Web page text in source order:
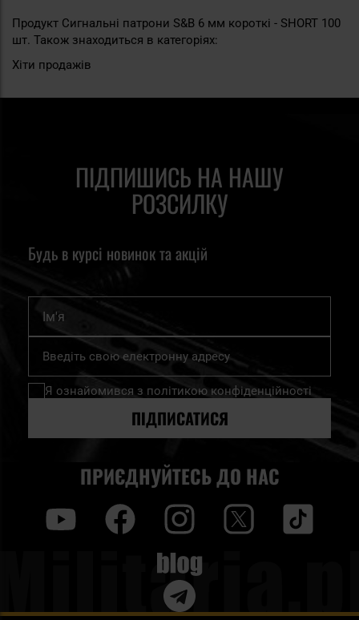
Продукт Сигнальні патрони S&B 6 мм короткі - SHORT 100
шт. Також знаходиться в категоріях:
Хіти продажів
ПІДПИШИСЬ НА НАШУ
РОЗСИЛКУ
Будь в курсі новинок та акцій
Підпишіться
нашу
розсилку
Я ознайомився з політикою конфіденційності
ПІДПИСАТИСЯ
ПРИЄДНУЙТЕСЬ ДО НАС
Blog